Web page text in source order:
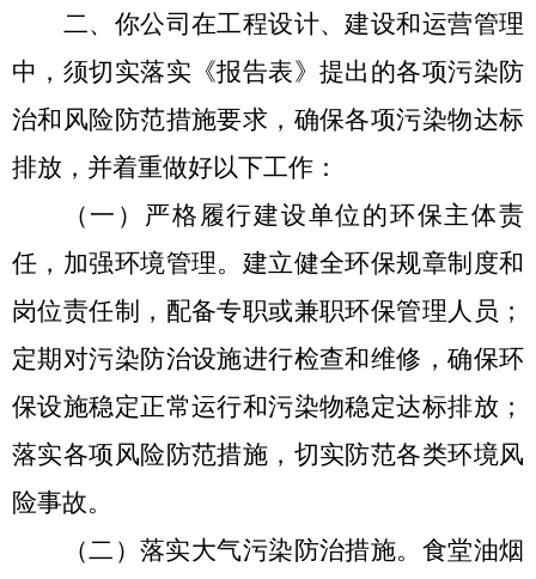
二、你公司在工程设计、建设和运营管理
中，须切实落实《报告表》提出的各项污染防
治和风险防范措施要求，确保各项污染物达标
排放，并着重做好以下工作：
（一）严格履行建设单位的环保主体责
任，加强环境管理。建立健全环保规章制度和
岗位责任制，配备专职或兼职环保管理人员；
定期对污染防治设施进行检查和维修，确保环
保设施稳定正常运行和污染物稳定达标排放；
落实各项风险防范措施，切实防范各类环境风
险事故。
（二）落实大气污染防治措施。食堂油烟